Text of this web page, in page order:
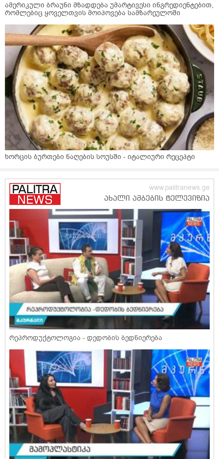
ამერიკული ბრაუნი მზადდება უმარტივესი ინგრედიენტებით,
რომლებიც ყოველთვის მოიპოვება სამზარეულოში
ხორცის ბურთები ნაღების სოუსში - იტალიური რეცეპტი
რეპროდუქტოლოგია - დედობის ბედნიერება